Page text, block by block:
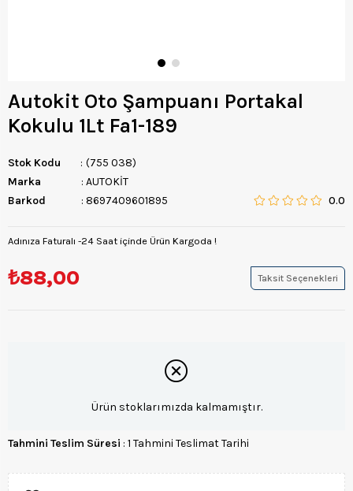
Autokit Oto Şampuanı Portakal
Kokulu 1Lt Fa1-189
Stok Kodu
(755 038)
Marka
: AUTOKİT
Barkod
: 8697409601895 0.0
Adınıza Faturalı -24 Saat içinde Ürün Kargoda !
₺88,00 Taksit Seçenekleri
Ürün stoklarımızda kalmamıştır.
Tahmini Teslim Süresi : 1 Tahmini Teslimat Tarihi